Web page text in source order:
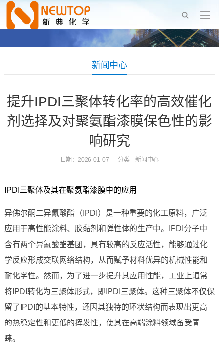
新闻中心
提升IPDI三聚体转化率的高效催化
剂选择及对聚氨酯漆膜保色性的影
响研究
日期：2026-01-07 分类： 新闻中心
IPDI三聚体及其在聚氨酯漆膜中的应用
异佛尔酮二异氰酸酯（IPDI）是一种重要的化工原料，广泛
应用于高性能涂料、胶黏剂和弹性体的生产中。IPDI分子中
含有两个异氰酸酯基团，具有较高的反应活性，能够通过化
学反应形成交联网络结构，从而赋予材料优异的机械性能和
耐化学性。然而，为了进一步提升其应用性能，工业上通常
将IPDI转化为三聚体形式，即IPDI三聚体。这种三聚体不仅保
留了IPDI的基本特性，还因其独特的环状结构而表现出更高
的热稳定性和更低的挥发性，使其在高端涂料领域备受青
睐。